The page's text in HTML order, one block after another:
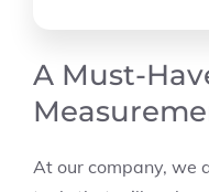
A Must-
At our company, we